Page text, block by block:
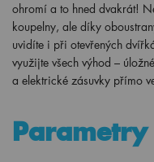
ohromí a to hned dvakrát!
koupelny, ale díky
uvidíte i při otevřených
využijte všech výhod –
a elektrické zásuvky přímo